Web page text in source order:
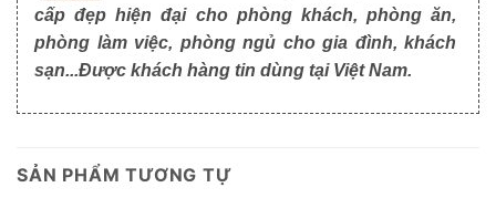
cấp đẹp hiện đại cho phòng khách, phòng ăn,
phòng làm việc, phòng ngủ cho gia đình, khách
sạn...Được khách hàng tin dùng tại Việt Nam.
SẢN PHẨM TƯƠNG TỰ